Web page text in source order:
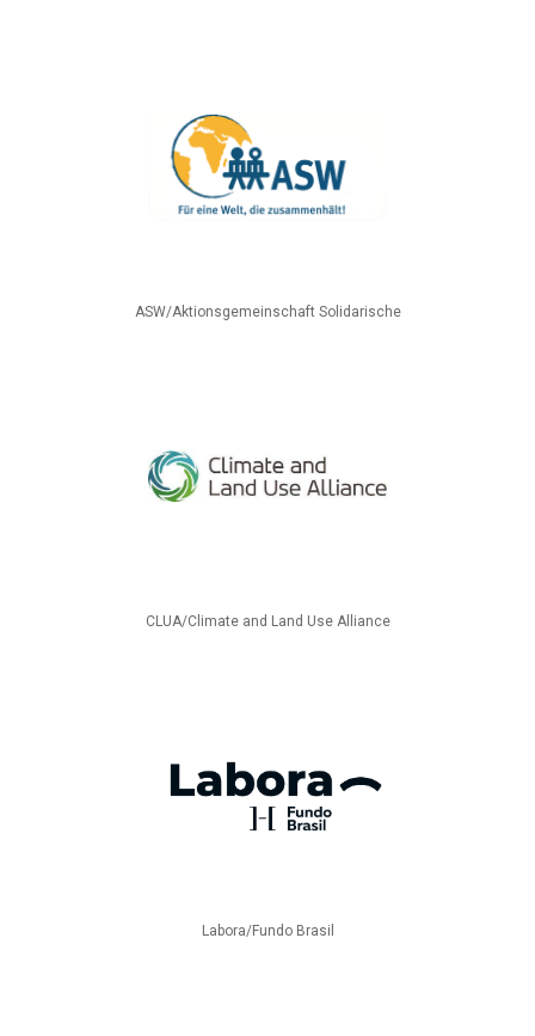
ASW/Aktionsgemeinschaft Solidarische
CLUA/Climate and Land Use Alliance
Labora/Fundo Brasil